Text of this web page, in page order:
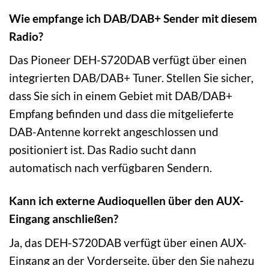
Wie empfange ich DAB/DAB+ Sender mit diesem
Radio?
Das Pioneer DEH-S720DAB verfügt über einen
integrierten DAB/DAB+ Tuner. Stellen Sie sicher,
dass Sie sich in einem Gebiet mit DAB/DAB+
Empfang befinden und dass die mitgelieferte
DAB-Antenne korrekt angeschlossen und
positioniert ist. Das Radio sucht dann
automatisch nach verfügbaren Sendern.
Kann ich externe Audioquellen über den AUX-
Eingang anschließen?
Ja, das DEH-S720DAB verfügt über einen AUX-
Eingang an der Vorderseite, über den Sie nahezu